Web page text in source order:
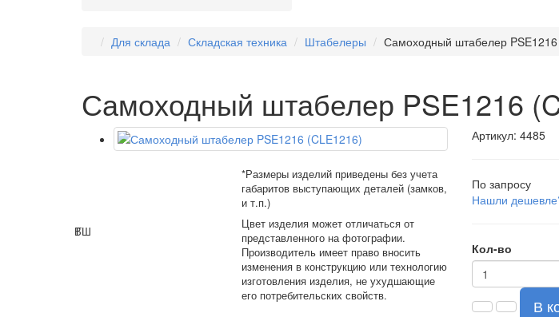
Для склада Складская техника Штабелеры Самоходный штабелер
Самоходный штабелер PSE1216
Ш
В
Г
*Размеры изделий приведены без учета
габаритов выступающих деталей (замков,
и т.п.)
Цвет изделия может отличаться от
представленного на фотографии.
Производитель имеет право вносить
изменения в конструкцию или технологию
изготовления изделия, не ухудшающие
его потребительских свойств.
Артикул: 4485
По запросу
Нашли
Кол-во
В